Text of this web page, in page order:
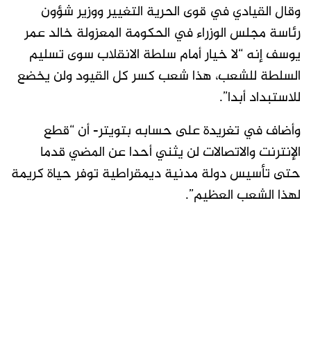
وقال القيادي في قوى الحرية التغيير ووزير شؤون
رئاسة مجلس الوزراء في الحكومة المعزولة خالد عمر
يوسف إنه “لا خيار أمام سلطة الانقلاب سوى تسليم
السلطة للشعب، هذا شعب كسر كل القيود ولن يخضع
للاستبداد أبدا”.
وأضاف في تغريدة على حسابه بتويتر- أن “قطع
الإنترنت والاتصالات لن يثني أحدا عن المضي قدما
حتى تأسيس دولة مدنية ديمقراطية توفر حياة كريمة
لهذا الشعب العظيم”.